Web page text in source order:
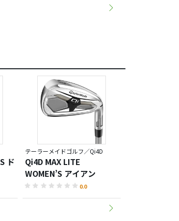
ド
テーラーメイドゴルフ／Qi4D
Qi4D MAX LITE
WOMEN’S アイアン
0.0